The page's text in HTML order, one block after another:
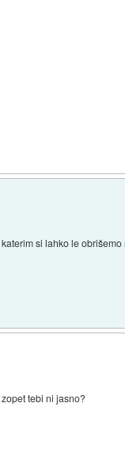
si lahko le
tebi ni jasno?